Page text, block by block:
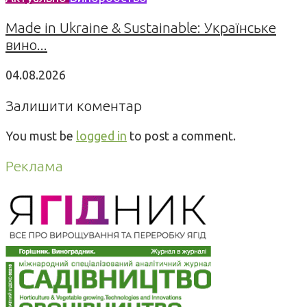
Made in Ukraine & Sustainable: Українське
вино...
04.08.2026
Залишити коментар
You must be logged in to post a comment.
Реклама